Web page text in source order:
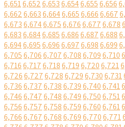
6,6516,6526,6536,6546,6556,656
6,6626,6636,6646,6656,6666,667
6,6736,6746,6756,6766,6776,678
6,6836,6846,6856,6866,6876,688
6,6946,6956,6966,6976,6986,699
6,7056,7066,7076,7086,7096,710
6,7166,7176,7186,7196,7206,721
6,7266,7276,7286,7296,7306,731
6,7366,7376,7386,7396,7406,741
6,7466,7476,7486,7496,7506,751
6,7566,7576,7586,7596,7606,761
6,7666,7676,7686,7696,7706,771